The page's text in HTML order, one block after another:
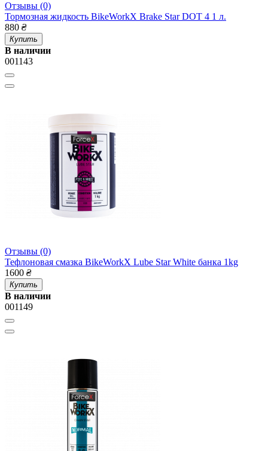
Отзывы (0)
Тормозная жидкость BikeWorkX Brake Star DOT 4 1 л.
880 ₴
Купить
В наличии
001143
Отзывы (0)
Тефлоновая смазка BikeWorkX Lube Star White банка 1kg
1600 ₴
Купить
В наличии
001149